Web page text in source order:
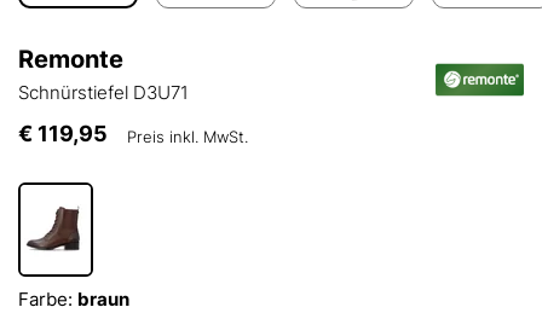
Remonte
Schnürstiefel D3U71
€ 119,95 Preis inkl. MwSt.
Farbe: braun